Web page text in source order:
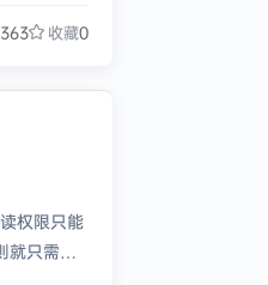
363 收藏0
权限只能
就只需购